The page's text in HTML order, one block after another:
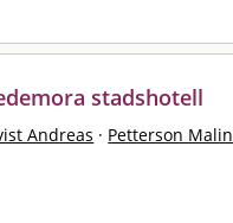
stadshotell
Andreas · Petterson Malin